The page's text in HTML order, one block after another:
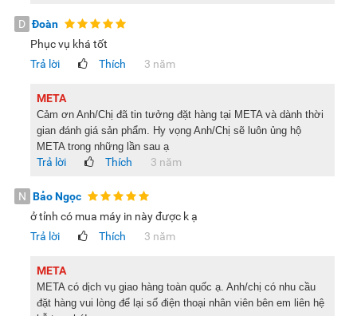
D Đoàn
Phục vụ khá tốt
Trả lời
Thích 3 năm
META
Cảm ơn Anh/Chị đã tin tưởng đặt hàng tại META và dành thời
gian đánh giá sản phẩm. Hy vọng Anh/Chị sẽ luôn ủng hộ
META trong những lần sau ạ
Trả lời Thích 3 năm
N Bảo Ngọc
ở tỉnh có mua máy in này được k ạ
Trả lời
Thích 3 năm
META
META có dịch vụ giao hàng toàn quốc ạ. Anh/chị có nhu cầu
đặt hàng vui lòng để lại số điện thoại nhân viên bên em liên hệ